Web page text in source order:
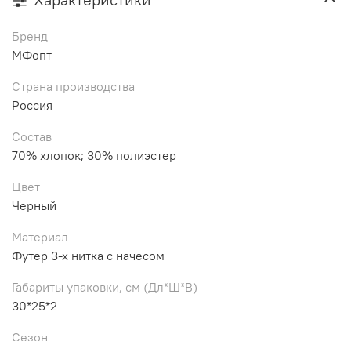
Бренд
МФопт
Страна производства
Россия
Состав
70% хлопок; 30% полиэстер
Цвет
Черный
Материал
Футер 3-х нитка с начесом
Габариты упаковки, см (Дл*Ш*В)
30*25*2
Сезон